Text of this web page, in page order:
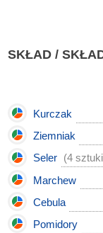
SKŁAD /
Kurczak
Ziemniak
Seler (4
Marchew
Cebula
Pomidory